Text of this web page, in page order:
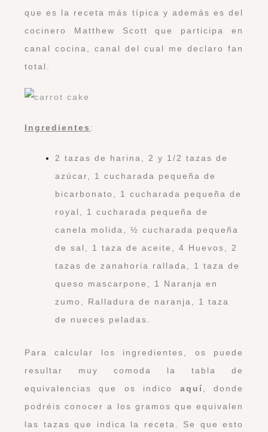
que es la receta más típica y además es del
cocinero Matthew Scott que participa en
canal cocina, canal del cual me declaro fan
total.
Ingredientes :
2 tazas de harina, 2 y 1/2 tazas de
azúcar, 1 cucharada pequeña de
bicarbonato, 1 cucharada pequeña de
royal, 1 cucharada pequeña de
canela molida, ½ cucharada pequeña
de sal, 1 taza de aceite, 4 Huevos, 2
tazas de zanahoria rallada, 1 taza de
queso mascarpone, 1 Naranja en
zumo, Ralladura de naranja, 1 taza
de nueces peladas.
Para calcular los ingredientes, os puede
resultar muy comoda la tabla de
equivalencias que os indico
aquí
, donde
podréis conocer a los gramos que equivalen
las tazas que indica la receta. Se que esto